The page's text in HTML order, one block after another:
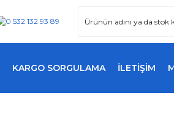
KARGO SORGULAMA İLETİŞİM